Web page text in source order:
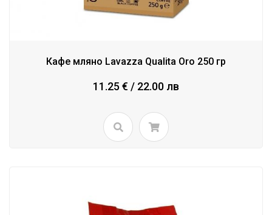
Кафе мляно Lаvazza Qualita Oro 250 гр
11.25 € / 22.00 лв